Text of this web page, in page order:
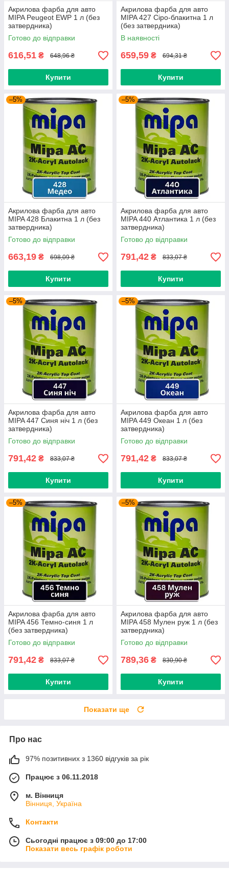
Акрилова фарба для авто
MIPA Peugeot EWP 1 л (без
затвердника)
Готово до відправки
616,51 ₴ 648,96 ₴
Купити
Акрилова фарба для авто
MIPA 427 Сіро-блакитна 1 л
(без затвердника)
В наявності
659,59 ₴ 694,31 ₴
Купити
–5%
Акрилова фарба для авто
MIPA 428 Блакитна 1 л (без
затвердника)
Готово до відправки
663,19 ₴ 698,09 ₴
Купити
–5%
Акрилова фарба для авто
MIPA 440 Атлантика 1 л (без
затвердника)
Готово до відправки
791,42 ₴ 833,07 ₴
Купити
–5%
Акрилова фарба для авто
MIPA 447 Синя ніч 1 л (без
затвердника)
Готово до відправки
791,42 ₴ 833,07 ₴
Купити
–5%
Акрилова фарба для авто
MIPA 449 Океан 1 л (без
затвердника)
Готово до відправки
791,42 ₴ 833,07 ₴
Купити
–5%
Акрилова фарба для авто
MIPA 456 Темно-синя 1 л
(без затвердника)
Готово до відправки
791,42 ₴ 833,07 ₴
Купити
–5%
Акрилова фарба для авто
MIPA 458 Мулен руж 1 л (без
затвердника)
Готово до відправки
789,36 ₴ 830,90 ₴
Купити
Показати ще
Про нас
97% позитивних з 1360 відгуків за рік
Працює з 06.11.2018
м. Вінниця
Вінниця, Україна
Контакти
Сьогодні працює з 09:00 до 17:00
Показати весь графік роботи